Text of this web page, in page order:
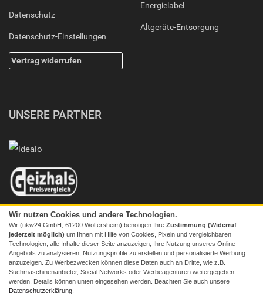
Datenschutz
Datenschutz-Einstellungen
Vertrag widerrufen
Energielabel
Altgeräte-Entsorgung
UNSERE PARTNER
Wir nutzen Cookies und andere Technologien.
Wir (ukw24 GmbH, 61200 Wölfersheim) benötigen Ihre Zustimmung (Widerruf
jederzeit möglich) um Ihnen mit Hilfe von Cookies, Pixeln und vergleichbaren
Technologien, alle Inhalte dieser Seite anzuzeigen, Ihre Nutzung unseres Online-
Angebots zu analysieren, Nutzungsprofile zu erstellen und personalisierte Werbung
anzuzeigen. Zu Werbezwecken können diese Daten auch an Dritte, wie z.B.
Suchmaschinenanbieter, Social Networks oder Werbeagenturen weitergegeben
werden. Details können unten eingesehen werden. Beachten Sie auch unsere
Datenschutzerklärung